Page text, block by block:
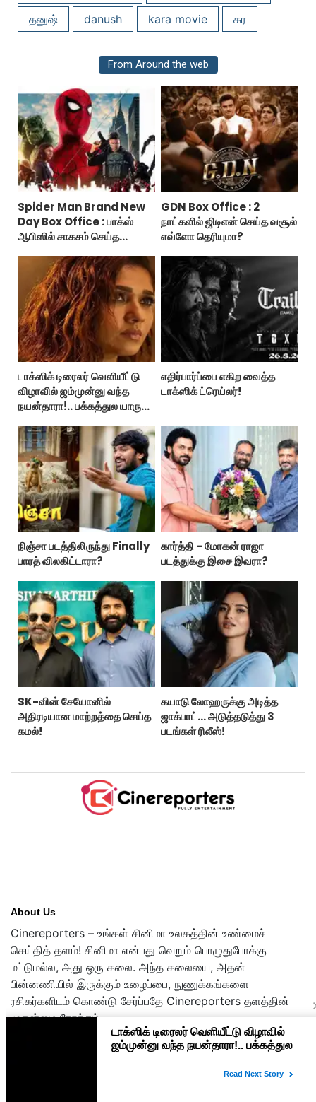
தனுஷ்
danush kara movie கர
From Around the web
Spider Man Brand New
Day Box Office : பாக்ஸ்
ஆபிஸில் சாகசம் செய்த
GDN Box Office : 2
நாட்களில் ஜிடிஎன் செய்த வசூல்
எவ்ளோ தெரியுமா?
டாக்ஸிக் டிரைலர் வெளியீட்டு
விழாவில் ஜம்முன்னு வந்த
நயன்தாரா!.. பக்கத்துல யாரு
எதிர்பார்ப்பை எகிற வைத்த
டாக்ஸிக் ட்ரெய்லர்!
நிஞ்சா படத்திலிருந்து Finally
பாரத் விலகிட்டாரா?
கார்த்தி - மோகன் ராஜா
படத்துக்கு இசை இவரா?
SK-வின் சேயோனில்
அதிரடியான மாற்றத்தை செய்த
கமல்!
கயாடு லோஹருக்கு அடித்த
ஜாக்பாட்... அடுத்தடுத்து 3
படங்கள் ரிலீஸ்!
About Us
Cinereporters – உங்கள் சினிமா உலகத்தின் உண்மைச்
செய்தித் தளம்! சினிமா என்பது வெறும் பொழுதுபோக்கு
மட்டுமல்ல, அது ஒரு கலை. அந்த கலையை, அதன்
பின்னணியில் இருக்கும் உழைப்பை, நுணுக்கங்களை
ரசிகர்களிடம் கொண்டு சேர்ப்பதே Cinereporters தளத்தின்
முதன்மை நோக்கம்.